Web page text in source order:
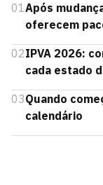
01Após
oferecem
02IPVA 2026:
cada estado
03Quando
calendário